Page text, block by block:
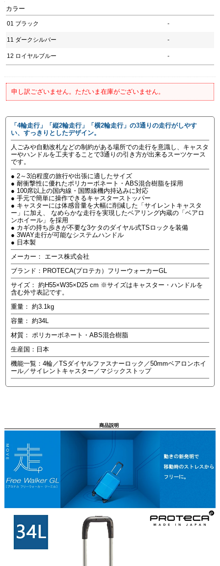
カラー
01 ブラック -
11 ダークシルバー -
12 ロイヤルブルー -
申し訳ございません。ただいま在庫がございません。
「4輪走行」「縦2輪走行」「横2輪走行」の3通りの走行がしやす
い、すっきりとしたデザイン。
人ごみや自動改札などの制約がある場所での走行を意識し、キャスタ
ーやハンドルを工夫することで3通りの引き方が出来るスーツケース
です。
● 2～3泊程度の旅行や出張に適したサイズ
● 耐衝撃性に優れたポリカーボネート・ABS混合樹脂を採用
● 100席以上の国内線・国際線機内持込みに対応
● 手元で簡単に操作できるキャスターストッパー
● キャスターには体感音量を大幅に削減した「サイレントキャスタ
ー」に加え、 なめらかな走行を実現したベアリング内蔵の「ベアロ
ンホイール」を採用
● カギの持ち歩きが不要な3ケタのダイヤル式TSロックを装備
● 3WAY走行が可能なシステムハンドル
● 日本製
メーカー： エース株式会社
ブランド：PROTECA(プロテカ）フリーウォーカーGL
サイズ： 約H55×W35×D25 cm ※サイズはキャスター・ハンドルを
含む外寸表記です。
重量： 約3.1kg
容量： 約34L
材質： ポリカーボネート・ABS混合樹脂
生産国：日本
機能一覧：4輪／TSダイヤルファスナーロック／50mmベアロンホイ
ール／サイレントキャスター／マジックストップ
商品説明